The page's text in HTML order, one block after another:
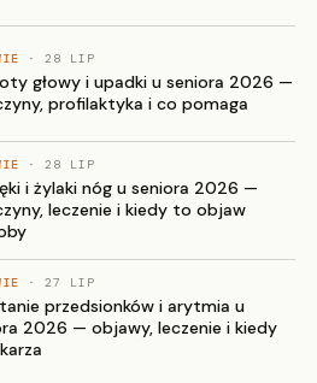
· 28 LIP
głowy i upadki u seniora 2026 —
profilaktyka i co pomaga
· 28 LIP
i żylaki nóg u seniora 2026 —
leczenie i kiedy to objaw
· 27 LIP
przedsionków i arytmia u
2026 — objawy, leczenie i kiedy